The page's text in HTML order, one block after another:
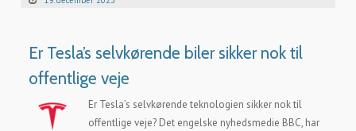
Er Tesla’s selvkørende biler sikker nok til
offentlige veje
Er Tesla’s selvkørende teknologien sikker nok til
offentlige veje? Det engelske nyhedsmedie BBC, har